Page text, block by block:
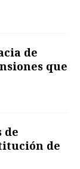
de
que
de
de